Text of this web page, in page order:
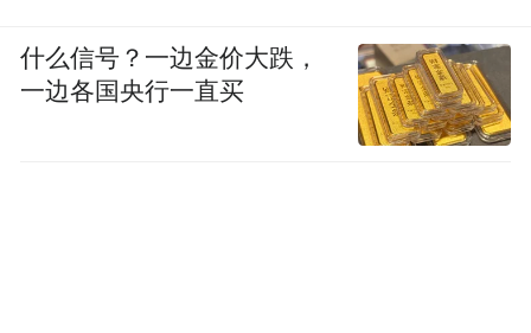
什么信号？一边金价大跌，
一边各国央行一直买